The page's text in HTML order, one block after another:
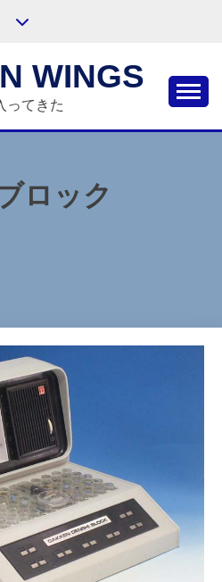
WINGS
ってきた
ロック